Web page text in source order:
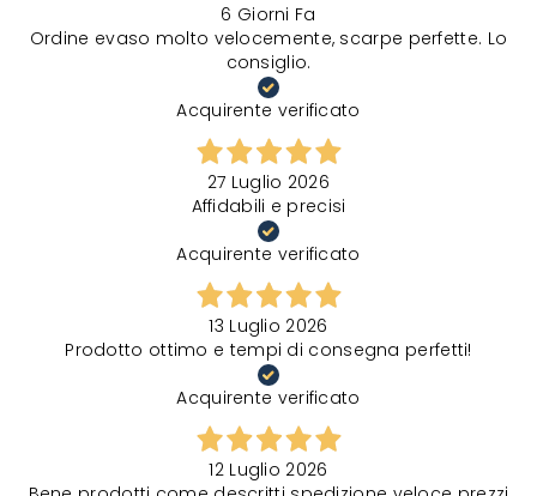
6 Giorni Fa
Ordine evaso molto velocemente, scarpe perfette. Lo
consiglio.
Acquirente verificato
27 Luglio 2026
Affidabili e precisi
Acquirente verificato
13 Luglio 2026
Prodotto ottimo e tempi di consegna perfetti!
Acquirente verificato
12 Luglio 2026